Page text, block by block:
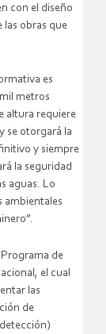
con el diseño
las obras que
es
metros
altura requiere
se otorgará la
y siempre
la seguridad
aguas. Lo
ambientales
de
el cual
las
de